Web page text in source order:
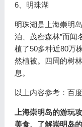
6、明珠湖
明珠湖是上海崇明
泊、茂密森林”而闻
植了50多种近80万
然植被。四周的树
息。
以上内容参考：百
上海崇明岛的游玩
美食、了解崇明岛